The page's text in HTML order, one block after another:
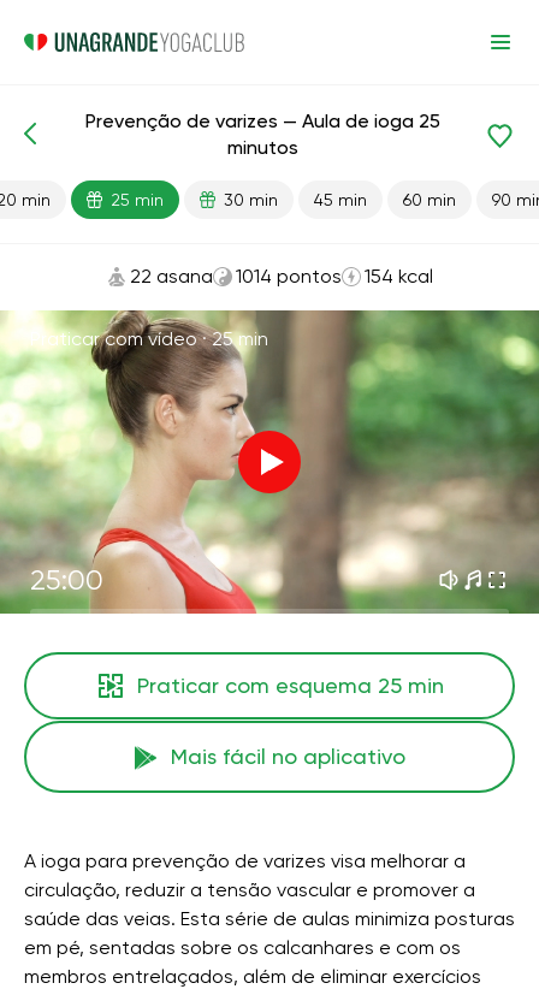
Varizes
Prevenção de varizes — Aula de ioga 25
minutos
min 25 min 30 min 45 min 60 min 90
22 asana 1014 pontos 154 kcal
Praticar com vídeo ·25 min
25:00
Praticar com esquema 25 min
Mais fácil no aplicativo
A ioga para prevenção de varizes visa melhorar a
circulação, reduzir a tensão vascular e promover a
saúde das veias. Esta série de aulas minimiza posturas
em pé, sentadas sobre os calcanhares e com os
membros entrelaçados, além de eliminar exercícios